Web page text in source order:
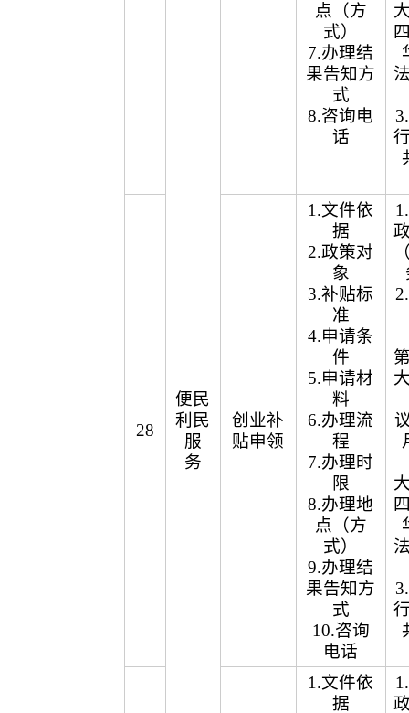
便民
利民
服
务
点（方
式）
7.办理结
果告知方
式
8.咨询电
话
28
创业补
贴申领
1.文件依
据
2.政策对
象
3.补贴标
准
4.申请条
件
5.申请材
料
6.办理流
程
7.办理时
限
8.办理地
点（方
式）
9.办理结
果告知方
式
10.咨询
电话
1.文件依
据